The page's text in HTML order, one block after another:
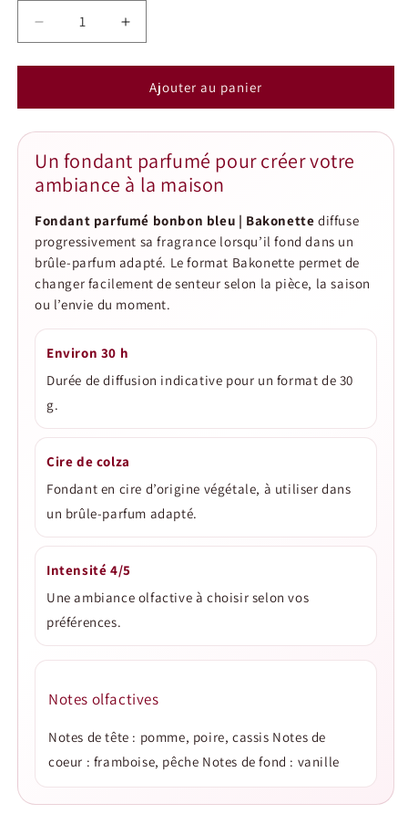
Réduire
la
quantité
Fondant
bleu
|
Augmenter
la
quantité
Fondant
bleu
|
Ajouter au panier
Un fondant parfumé pour créer votre
ambiance à la maison
Fondant parfumé bonbon bleu | Bakonette diffuse
progressivement sa fragrance lorsqu’il fond dans un
brûle-parfum adapté. Le format Bakonette permet de
changer facilement de senteur selon la pièce, la saison
ou l’envie du moment.
Environ 30 h
Durée de diffusion indicative pour un format de 30
g.
Cire de colza
Fondant en cire d’origine végétale, à utiliser dans
un brûle-parfum adapté.
Intensité 4/5
Une ambiance olfactive à choisir selon vos
préférences.
Notes olfactives
Notes de tête : pomme, poire, cassis Notes de
coeur : framboise, pêche Notes de fond : vanille